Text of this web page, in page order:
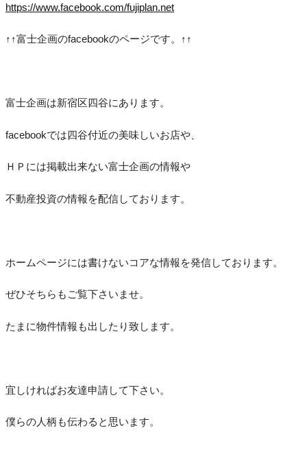
https://www.facebook.com/fujiplan.net
↑↑富士企画のfacebookのページです。↑↑
富士企画は新宿区四谷にあります。
facebookでは四谷付近の美味しいお店や、
ＨＰには掲載出来ない富士企画の情報や
不動産投資の情報を配信しております。
ホームページには書けないコアな情報を発信しております。
ぜひそちらもご覧下さいませ。
たまに物件情報も出したり致します。
宜しければお友達申請して下さい。
僕らの人柄も伝わると思います。